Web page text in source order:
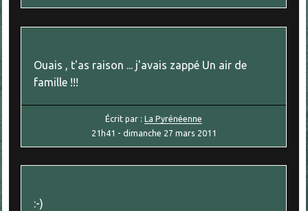
Ouais , t'as raison ... j'avais zappé Un air de
famille !!!
Écrit par :La Pyrénéenne
21h41 - dimanche 27 mars 2011
:-)